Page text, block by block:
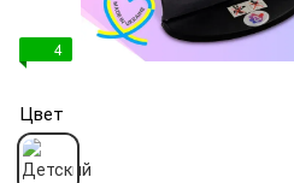
4
Цвет